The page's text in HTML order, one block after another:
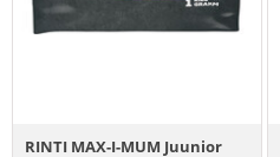
RINTI MAX-I-MUM Juunior